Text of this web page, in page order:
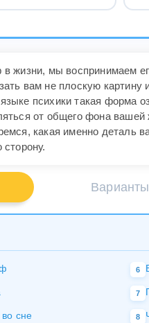
жизни, мы воспринимаем
вам не плоскую
психики такая форма
от общего фона
какая именно деталь
Варианты
сне
6
7
8